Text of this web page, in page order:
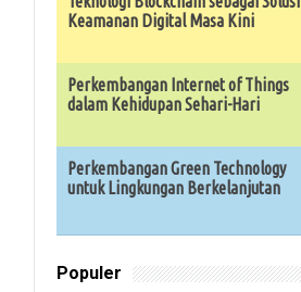
Keamanan Digital Masa Kini
Perkembangan Internet of Things
dalam Kehidupan Sehari-Hari
Perkembangan Green Technology
untuk Lingkungan Berkelanjutan
Populer